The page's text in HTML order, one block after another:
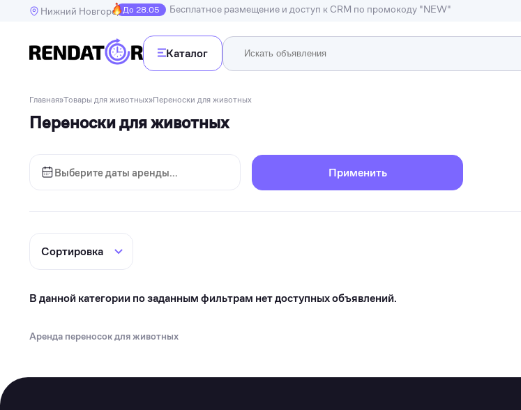
Нижний НовгородДо 28.05 Бесплатное размещение и доступ к CRM по промокоду "NEW"
Каталог
Недвижимость
Транспорт
Инструменты
Спорт
Для дома и дачи
Главная»Товары для животных»Переноски для животных
Переноски для животных
Применить
В данной категории по заданным фильтрам нет доступных объявлений.
Аренда переносок для животных